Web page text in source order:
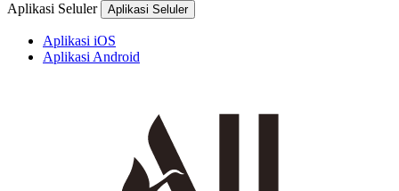
Aplikasi Seluler Aplikasi Seluler
Aplikasi iOS
Aplikasi Android